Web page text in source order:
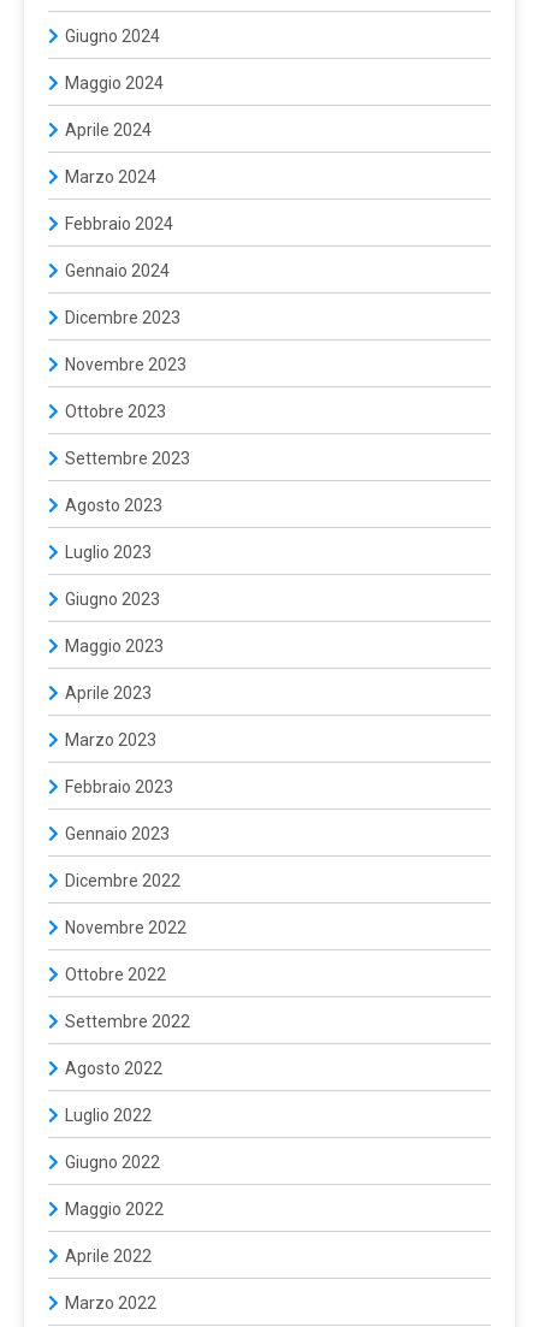
Giugno 2024
Maggio 2024
Aprile 2024
Marzo 2024
Febbraio 2024
Gennaio 2024
Dicembre 2023
Novembre 2023
Ottobre 2023
Settembre 2023
Agosto 2023
Luglio 2023
Giugno 2023
Maggio 2023
Aprile 2023
Marzo 2023
Febbraio 2023
Gennaio 2023
Dicembre 2022
Novembre 2022
Ottobre 2022
Settembre 2022
Agosto 2022
Luglio 2022
Giugno 2022
Maggio 2022
Aprile 2022
Marzo 2022